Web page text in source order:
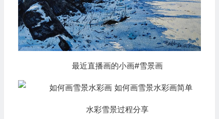
最近直播画的小画#雪景画
水彩雪景过程分享